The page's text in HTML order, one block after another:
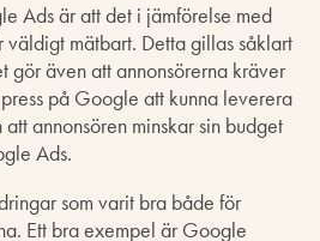
Ads är att det i jämförelse med
väldigt mätbart. Detta gillas såklart
gör även att annonsörerna kräver
på Google att kunna leverera
annonsören minskar sin budget
Ads.
som varit bra både för
Ett bra exempel är Google